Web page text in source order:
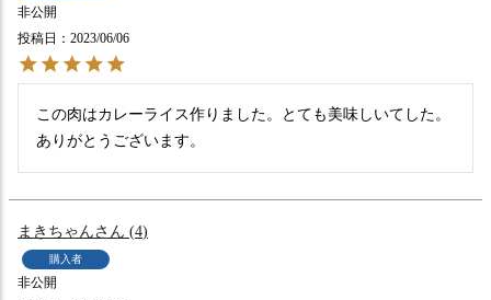
非公開
投稿日
2023/06/06
この肉はカレーライス作りました。とても美味しいてした。
ありがとうございます。
まきちゃん 4
購入者
非公開